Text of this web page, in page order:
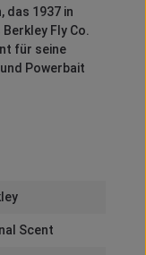
das 1937 in
Berkley FlyCo.
für seine
Powerbait
Scent